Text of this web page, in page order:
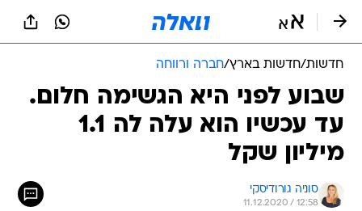
חדשות/חדשות בארץ/חברה ורווחה
שבוע לפני היא הגשימה חלום.
עד עכשיו הוא עלה לה 1.1
מיליון שקל
סוניה גורודיסקי
11.12.2020 / 12:58